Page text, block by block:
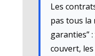
Les
pas tous la
garanties”
couvert,